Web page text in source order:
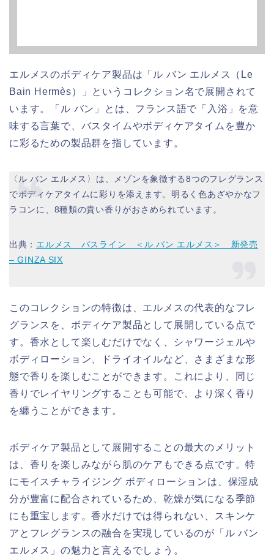
エルメスのボディケア製品は「ル バン エルメス（Le
Bain Hermès）」というコレクション名で展開されて
います。「ル バン」とは、フランス語で「入浴」を意
味する言葉で、バスタイムやボディケアタイムを豊か
に彩るための製品群を指しています。
〈ル バン エルメス〉は、メゾンを象徴する8つのフレグランス
でボディケアタイムに彩りを添えます。明るく色あざやかなフ
ラコンに、8種類の貴い香りがおさめられています。
出典： エルメス バスライン ＜ル バン エルメス＞ 新発売
– GINZA SIX
このコレクションの特徴は、エルメスの代表的なフレ
グランスを、ボディケア製品として展開している点で
す。香水として楽しむだけでなく、シャワージェルや
ボディローション、ドライオイルなど、さまざまな形
態で香りを楽しむことができます。これにより、同じ
香りでレイヤリングすることも可能で、より深く香り
を纏うことができます。
ボディケア製品として展開することの最大のメリット
は、香りを楽しみながら肌のケアもできる点です。特
にモイスチャライジング ボディローションは、保湿成
分が豊富に配合されているため、乾燥が気になる季節
にも重宝します。香水だけでは得られない、スキンケ
アとフレグランスの融合を実現しているのが「ル バン
エルメス」の魅力と言えるでしょう。